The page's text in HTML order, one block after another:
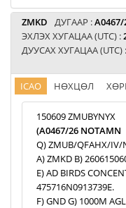
ZMKD ДУГААР :A0467/
ЭХЛЭХ ХУГАЦАА (UTC) :
ДУУСАХ ХУГАЦАА (UTC) :
ICAO НӨХЦӨЛ
150609 ZMUBYNYX
(A0467/26 NOTAMN
Q) ZMUB/QFAHX/
A) ZMKD B)
E) AD BIRDS
475716N0913739E.
F) GND G) 1000M